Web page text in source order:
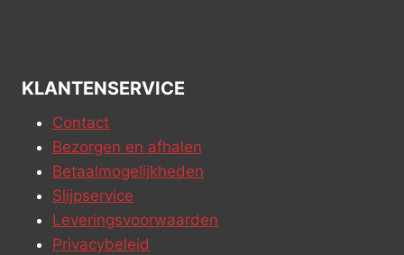
KLANTENSERVICE
Contact
Bezorgen en afhalen
Betaalmogelijkheden
Slijpservice
Leveringsvoorwaarden
Privacybeleid